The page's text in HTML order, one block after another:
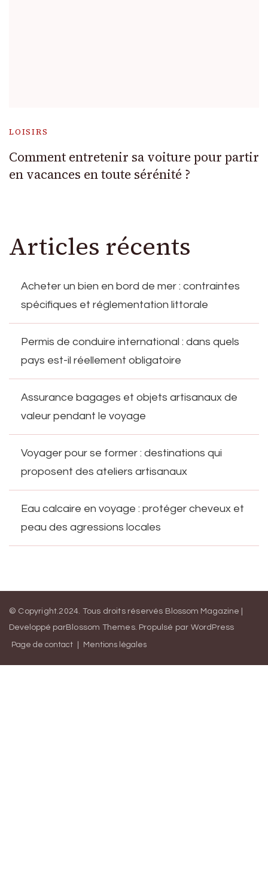
LOISIRS
Comment entretenir sa voiture pour partir
en vacances en toute sérénité ?
Articles récents
Acheter un bien en bord de mer : contraintes
spécifiques et réglementation littorale
Permis de conduire international : dans quels
pays est-il réellement obligatoire
Assurance bagages et objets artisanaux de
valeur pendant le voyage
Voyager pour se former : destinations qui
proposent des ateliers artisanaux
Eau calcaire en voyage : protéger cheveux et
peau des agressions locales
© Copyright.2024. Tous droits réservés Blossom Magazine |
Developpé parBlossom Themes. Propulsé par WordPress
Page de contact Mentions légales